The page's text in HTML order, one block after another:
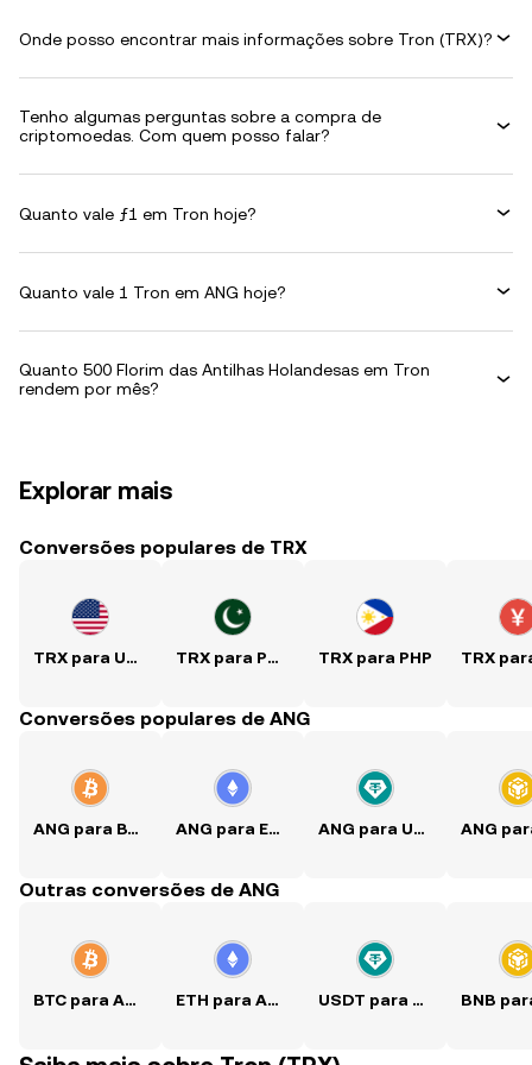
Onde posso encontrar mais informações sobre Tron (TRX)?
Tenho algumas perguntas sobre a compra de
criptomoedas. Com quem posso falar?
Quanto vale ƒ1 em Tron hoje?
Quanto vale 1 Tron em ANG hoje?
Quanto 500 Florim das Antilhas Holandesas em Tron
rendem por mês?
Explorar mais
Conversões populares de TRX
TRX para USD TRX para PKR TRX para PHP
Conversões populares de ANG
ANG para BTC ANG para ETH ANG para USDT
Outras conversões de ANG
BTC para ANG ETH para ANG USDT para ANG